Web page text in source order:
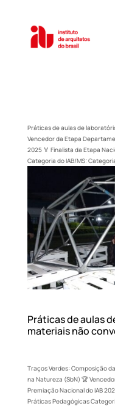
Práticas de aulas
materiais não
Práticas de aulas de
Vencedor da Etapa
2025 🏅 Finalista da Etapa
Categoria do IAB/MS:
Traços Verdes: Composição
na Natureza (SbN) 🏆
Premiação Nacional do IAB
Práticas Pedagógicas